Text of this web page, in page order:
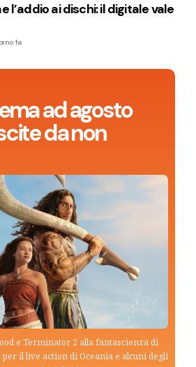
ad agosto
da non
e Terminator 2 alla fantascienza di
per il live action di Oceania e alcuni degli
l’addio ai dischi: il digitale vale
fa